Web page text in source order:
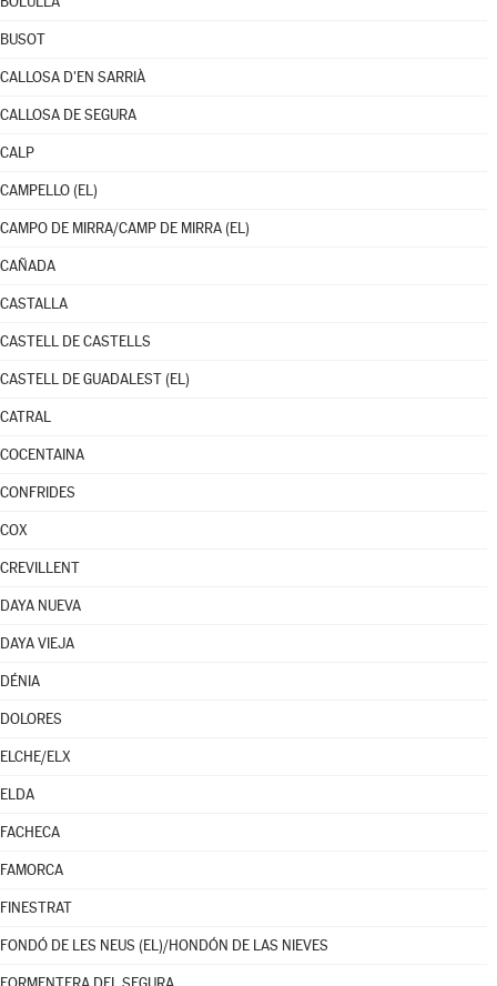
BUSOT
CALLOSA D'EN SARRIÀ
CALLOSA DE SEGURA
CALP
CAMPELLO (EL)
CAMPO DE MIRRA/CAMP DE MIRRA (EL)
CAÑADA
CASTALLA
CASTELL DE CASTELLS
CASTELL DE GUADALEST (EL)
CATRAL
COCENTAINA
CONFRIDES
COX
CREVILLENT
DAYA NUEVA
DAYA VIEJA
DÉNIA
DOLORES
ELCHE/ELX
ELDA
FACHECA
FAMORCA
FINESTRAT
FONDÓ DE LES NEUS (EL)/HONDÓN DE LAS NIEVES